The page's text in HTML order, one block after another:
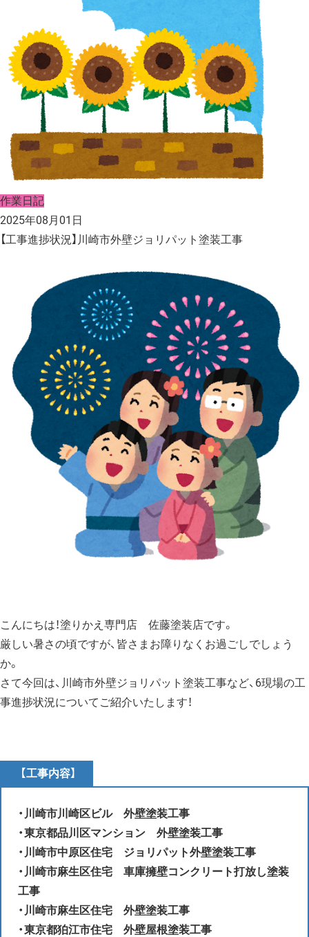
作業日記
2025年08月01日
【工事進捗状況】川崎市外壁ジョリパット塗装工事
こんにちは！塗りかえ専門店 佐藤塗装店です。
厳しい暑さの頃ですが、皆さまお障りなくお過ごしでしょう
か。
さて今回は、川崎市外壁ジョリパット塗装工事など、6現場の工
事進捗状況についてご紹介いたします！
【工事内容】
・ 川崎市川崎区ビル 外壁塗装工事
・東京都品川区マンション 外壁塗装工事
・川崎市中原区住宅 ジョリパット外壁塗装工事
・川崎市麻生区住宅 車庫擁壁コンクリート打放し塗装
工事
・川崎市麻生区住宅 外壁塗装工事
・東京都狛江市住宅 外壁屋根塗装工事